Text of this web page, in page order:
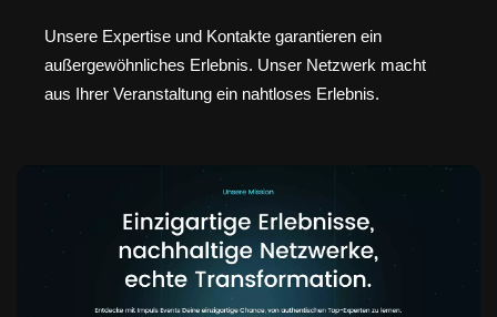
Unsere Expertise und Kontakte garantieren ein
außergewöhnliches Erlebnis. Unser Netzwerk macht
aus Ihrer Veranstaltung ein nahtloses Erlebnis.